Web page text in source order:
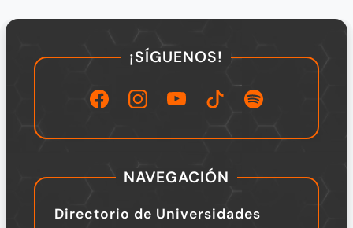
¡SÍGUENOS!
NAVEGACIÓN
Directorio de Universidades